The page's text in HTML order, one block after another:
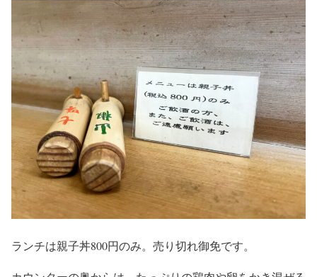
ランチは親子丼800円のみ。売り切れ御免です。